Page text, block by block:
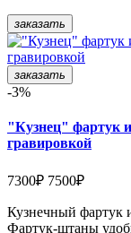
заказать
заказать
-3%
"Кузнец" фартук
гравировкой
7300₽ 7500₽
Кузнечный фартук
Фартук-штаны